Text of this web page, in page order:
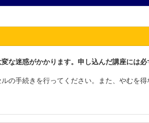
迷惑がかかります。申し込んだ講座には必
手続きを行ってください。また、やむを得